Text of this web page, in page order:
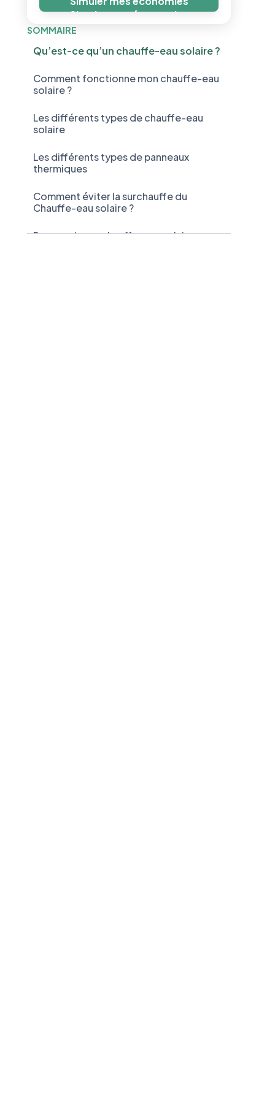
Simuler mes économies
SOMMAIRE
Qu’est-ce qu’un chauffe-eau solaire ?
Comment fonctionne mon chauffe-eau
solaire ?
Les différents types de chauffe-eau
solaire
Les différents types de panneaux
thermiques
Comment éviter la surchauffe du
Chauffe-eau solaire ?
Pourquoi mon chauffe-eau solaire ne